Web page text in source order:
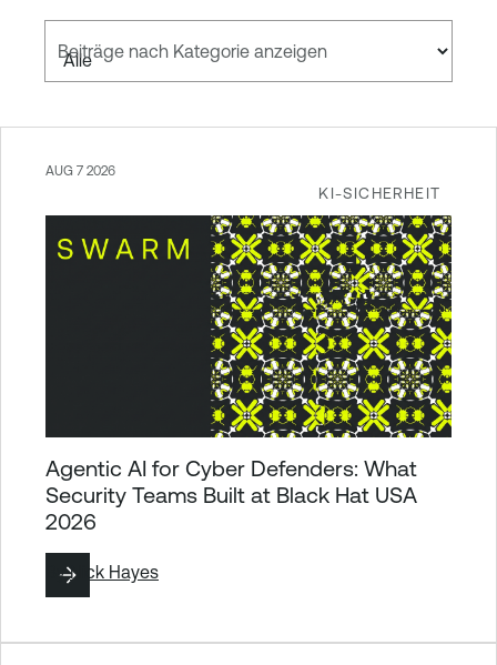
Beiträge nach Kategorie anzeigen
KI-SICHERHEIT
AUG 7 2026
Agentic AI for Cyber Defenders: What
Security Teams Built at Black Hat USA
2026
ByNick Hayes